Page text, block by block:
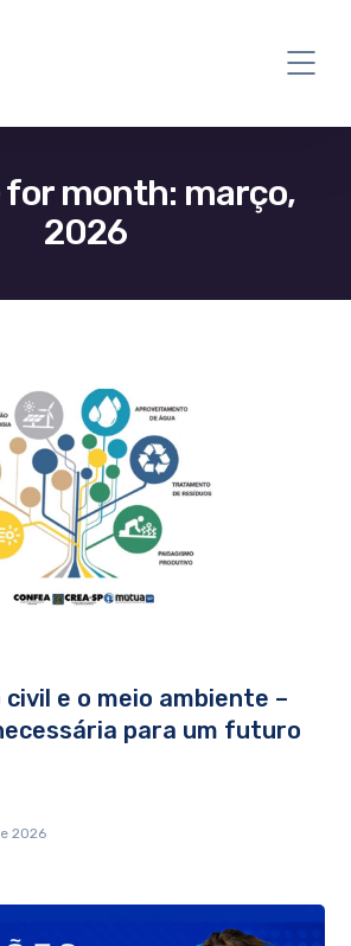
month: março,
2026
e o meio ambiente –
para um futuro
2026